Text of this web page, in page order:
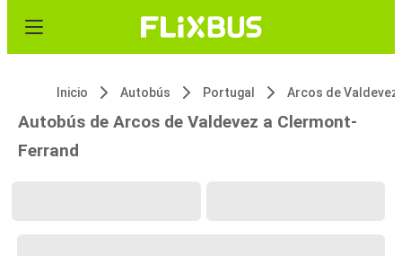
Inicio Autobús Portugal Arcos de Valdevez
Autobús de Arcos de Valdevez a Clermont-
Ferrand